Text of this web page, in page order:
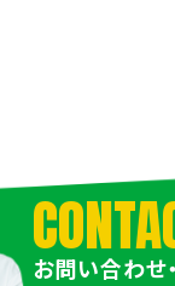
お問い合わせ